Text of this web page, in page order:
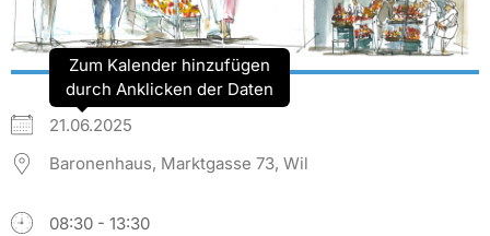
21.06.2025
Zum Kalender hinzufügen
durch Anklicken der Daten
Baronenhaus, Marktgasse 73, Wil
08:30 - 13:30